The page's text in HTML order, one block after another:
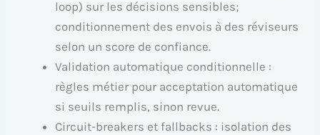
loop) sur les décisions sensibles;
conditionnement des envois à des réviseurs
selon un score de confiance.
Validation automatique conditionnelle :
règles métier pour acceptation automatique
si seuils remplis, sinon revue.
Circuit-breakers et fallbacks : isolation des